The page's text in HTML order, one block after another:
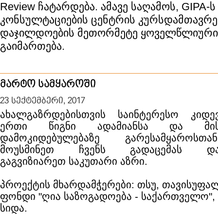
Review ჩატარდება. ამავე საღამოს, GIPA-
კონსულტაციების ცენტრის
დაჯილდოების მეთორმეტე ყოველწლიური
გაიმართება.
მარტო სამყაროში
23 სექტემბერი, 2017
ახალგაზრდებისთვის საინტერესო
ერთი წიგნი ადამიანსა და
დამოკიდებულებაზე
მოუსმინეთ ჩვენს გადაცემას
გაგვიზიარეთ საკუთარი აზრი.
პროექტის მხარდამჭერები: თსუ,
ფონდი "ღია საზოგადოება -
სიდა.